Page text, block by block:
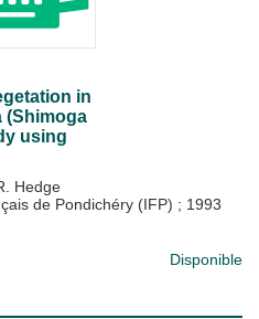
in
(Shimoga
using
Hedge
de Pondichéry (IFP) ; 1993
Disponible